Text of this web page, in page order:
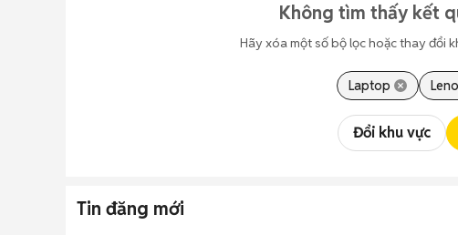
Không tìm thấy kết
Hãy xóa một số bộ lọc hoặc thay đổi
Laptop
Đổi khu vực
Tin đăng mới